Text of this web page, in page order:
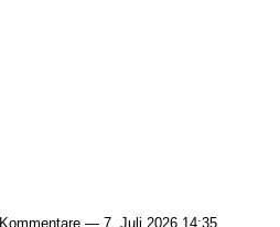
Kommentare — 7. Juli 2026 14:35